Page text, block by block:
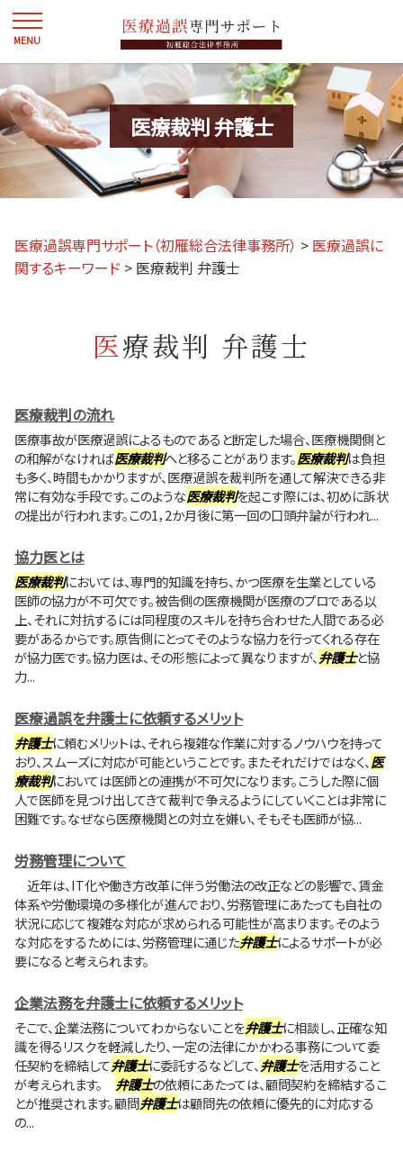
医療裁判 弁護士
医療過誤専門サポート（初雁総合法律事務所） > 医療過誤に
関するキーワード > 医療裁判 弁護士
医療裁判 弁護士
医療裁判の流れ
医療事故が医療過誤によるものであると断定した場合、医療機関側と
の和解がなければ医療裁判へと移ることがあります。医療裁判は負担
も多く、時間もかかりますが、医療過誤を裁判所を通して解決できる非
常に有効な手段です。このような医療裁判を起こす際には、初めに訴状
の提出が行われます。この1，2か月後に第一回の口頭弁論が行われ...
協力医とは
医療裁判においては、専門的知識を持ち、かつ医療を生業としている
医師の協力が不可欠です。被告側の医療機関が医療のプロである以
上、それに対抗するには同程度のスキルを持ち合わせた人間である必
要があるからです。原告側にとってそのような協力を行ってくれる存在
が協力医です。協力医は、その形態によって異なりますが、弁護士と協
力...
医療過誤を弁護士に依頼するメリット
弁護士に頼むメリットは、それら複雑な作業に対するノウハウを持って
おり、スムーズに対応が可能ということです。またそれだけではなく、医
療裁判においては医師との連携が不可欠になります。こうした際に個
人で医師を見つけ出してきて裁判で争えるようにしていくことは非常に
困難です。なぜなら医療機関との対立を嫌い、そもそも医師が協...
労務管理について
近年は、IT化や働き方改革に伴う労働法の改正などの影響で、賃金
体系や労働環境の多様化が進んでおり、労務管理にあたっても自社の
状況に応じて複雑な対応が求められる可能性が高まります。そのよう
な対応をするためには、労務管理に通じた弁護士によるサポートが必
要になると考えられます。
企業法務を弁護士に依頼するメリット
そこで、企業法務についてわからないことを弁護士に相談し、正確な知
識を得るリスクを軽減したり、一定の法律にかかわる事務について委
任契約を締結して弁護士に委託するなどして、弁護士を活用すること
が考えられます。 弁護士の依頼にあたっては、顧問契約を締結するこ
とが推奨されます。顧問弁護士は顧問先の依頼に優先的に対応する
の...